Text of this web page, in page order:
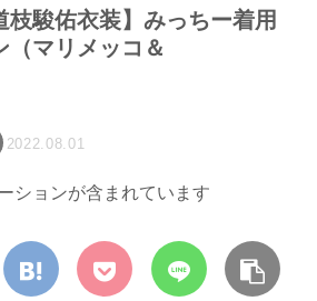
枝駿佑衣装】みっちー着用
（マリメッコ＆
2022.08.01
ションが含まれています